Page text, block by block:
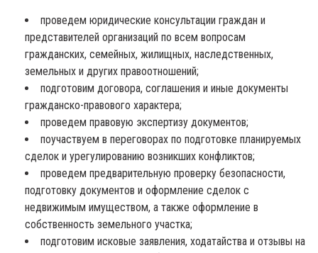
проведем юридические консультации граждан и
представителей организаций по всем вопросам
гражданских, семейных, жилищных, наследственных,
земельных и других правоотношений;
подготовим договора, соглашения и иные документы
гражданско-правового характера;
проведем правовую экспертизу документов;
поучаствуем в переговорах по подготовке планируемых
сделок и урегулированию возникших конфликтов;
проведем предварительную проверку безопасности,
подготовку документов и оформление сделок с
недвижимым имуществом, а также оформление в
собственность земельного участка;
подготовим исковые заявления, ходатайства и отзывы на